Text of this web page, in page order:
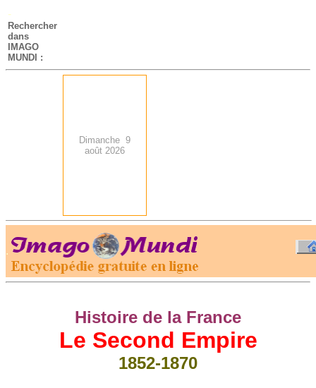
-
Rechercher
dans
IMAGO
MUNDI :
Dimanche 9
août 2026
.
Histoire de la France
Le Second Empire
1852-1870